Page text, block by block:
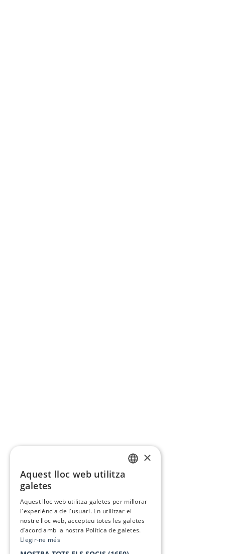
×
Aquest lloc web utilitza
galetes
Aquest lloc web utilitza galetes per millorar
l'experiència de l'usuari. En utilitzar el
nostre lloc web, accepteu totes les galetes
d’acord amb la nostra Política de galetes.
Llegir-ne més